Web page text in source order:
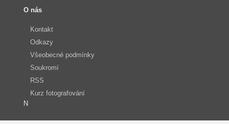
O nás
Kontakt
Odkazy
Všeobecné podmínky
Soukromí
RSS
Kurz fotografování
N